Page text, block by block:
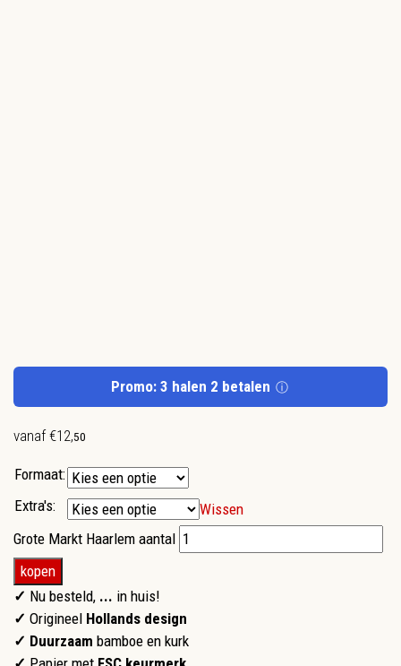
Promo: 3 halen 2 betalen ⓘ
vanaf€12,50
Formaat:
Extra's:
Wissen
Grote Markt Haarlem aantal
kopen
✓ Nu besteld, ... in huis!
✓ Origineel Hollands design
✓ Duurzaam bamboe en kurk